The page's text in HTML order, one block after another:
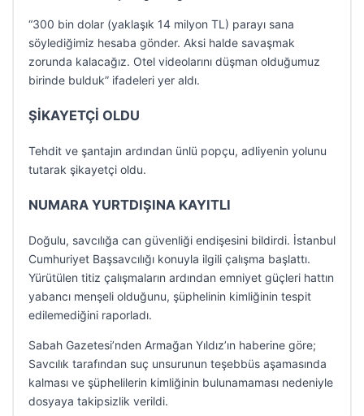
“300 bin dolar (yaklaşık 14 milyon TL) parayı sana
söylediğimiz hesaba gönder. Aksi halde savaşmak
zorunda kalacağız. Otel videolarını düşman olduğumuz
birinde bulduk” ifadeleri yer aldı.
ŞİKAYETÇİ OLDU
Tehdit ve şantajın ardından ünlü popçu, adliyenin yolunu
tutarak şikayetçi oldu.
NUMARA YURTDIŞINA KAYITLI
Doğulu, savcılığa can güvenliği endişesini bildirdi. İstanbul
Cumhuriyet Başsavcılığı konuyla ilgili çalışma başlattı.
Yürütülen titiz çalışmaların ardından emniyet güçleri hattın
yabancı menşeli olduğunu, şüphelinin kimliğinin tespit
edilemediğini raporladı.
Sabah Gazetesi’nden Armağan Yıldız’ın haberine göre;
Savcılık tarafından suç unsurunun teşebbüs aşamasında
kalması ve şüphelilerin kimliğinin bulunamaması nedeniyle
dosyaya takipsizlik verildi.